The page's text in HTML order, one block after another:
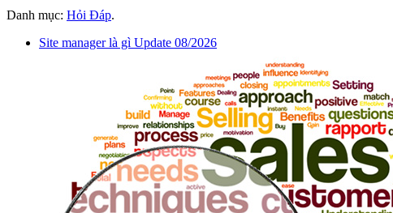
Danh mục: Hỏi Đáp.
Site manager là gì Update 08/2026